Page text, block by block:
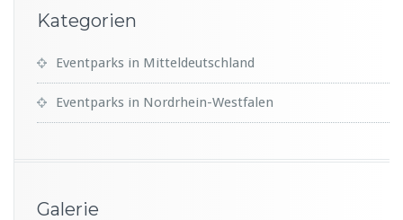
Kategorien
Eventparks in Mitteldeutschland
Eventparks in Nordrhein-Westfalen
Galerie